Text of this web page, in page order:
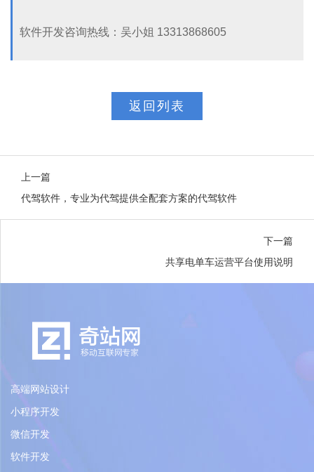
软件开发咨询热线：吴小姐 13313868605
返回列表
上一篇
代驾软件，专业为代驾提供全配套方案的代驾软件
下一篇
共享电单车运营平台使用说明
高端网站设计
小程序开发
微信开发
软件开发